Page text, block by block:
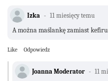
Izka 11 miesięcy temu
A można maślankę zamiast kefiru
Like Odpowiedz
Joanna Moderator 11